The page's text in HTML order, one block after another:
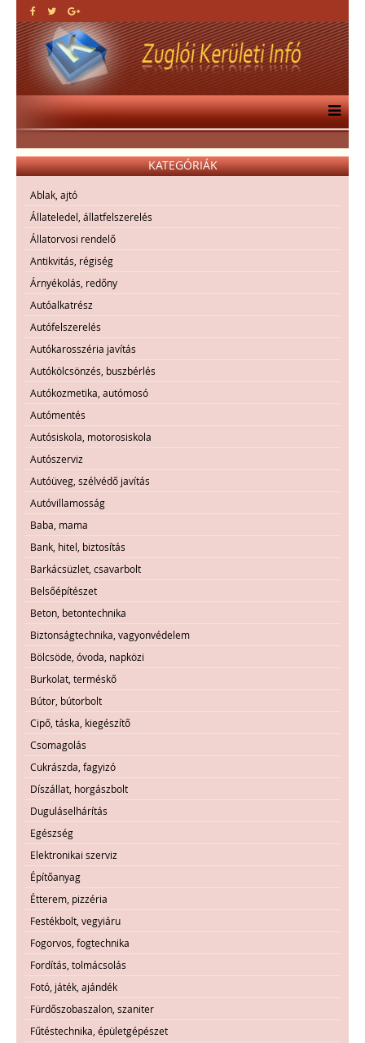
KATEGÓRIÁK
Ablak, ajtó
Állateledel, állatfelszerelés
Állatorvosi rendelő
Antikvitás, régiség
Árnyékolás, redőny
Autóalkatrész
Autófelszerelés
Autókarosszéria javítás
Autókölcsönzés, buszbérlés
Autókozmetika, autómosó
Autómentés
Autósiskola, motorosiskola
Autószerviz
Autóüveg, szélvédő javítás
Autóvillamosság
Baba, mama
Bank, hitel, biztosítás
Barkácsüzlet, csavarbolt
Belsőépítészet
Beton, betontechnika
Biztonságtechnika, vagyonvédelem
Bölcsöde, óvoda, napközi
Burkolat, terméskő
Bútor, bútorbolt
Cipő, táska, kiegészítő
Csomagolás
Cukrászda, fagyizó
Díszállat, horgászbolt
Duguláselhárítás
Egészség
Elektronikai szerviz
Építőanyag
Étterem, pizzéria
Festékbolt, vegyiáru
Fogorvos, fogtechnika
Fordítás, tolmácsolás
Fotó, játék, ajándék
Fürdőszobaszalon, szaniter
Fűtéstechnika, épületgépészet